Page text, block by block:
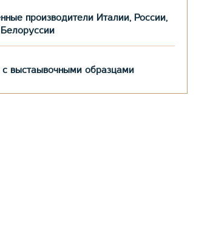
производители Италии, России,
выстаывочными образцами